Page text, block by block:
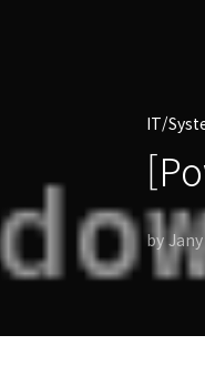
IT/
by Jany